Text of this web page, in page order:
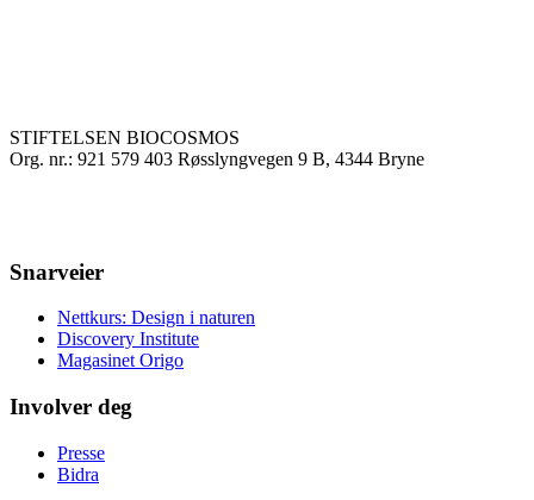
STIFTELSEN BIOCOSMOS
Org. nr.: 921 579 403 Røsslyngvegen 9 B, 4344 Bryne
Snarveier
Nettkurs: Design i naturen
Discovery Institute
Magasinet Origo
Involver deg
Presse
Bidra